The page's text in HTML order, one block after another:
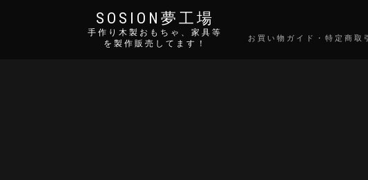
SOSION夢工場
手作り木製おもちゃ、家具等
を製作販売してます！
お買い物ガイド・特定商取